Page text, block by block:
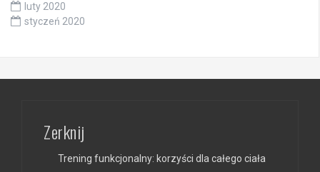
luty 2020
styczeń 2020
Zerknij
Trening funkcjonalny: korzyści dla całego ciała